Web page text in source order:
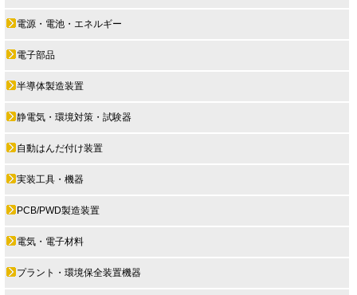
電源・電池・エネルギー
電子部品
半導体製造装置
静電気・環境対策・試験器
自動はんだ付け装置
実装工具・機器
PCB/PWD製造装置
電気・電子材料
プラント・環境保全装置機器